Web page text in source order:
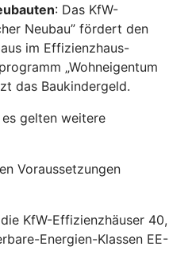
: Das KfW-
Neubau” fördert den
im Effizienzhaus-
„Wohneigentum
das Baukindergeld.
gelten weitere
Voraussetzungen
KfW-Effizienzhäuser 40,
Energien-Klassen EE-